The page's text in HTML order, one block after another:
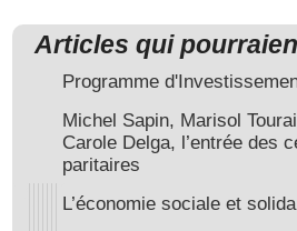
Articles qui
Programme
Michel Sapin, Marisol
Carole Delga, l’entrée des
paritaires
L’économie sociale et